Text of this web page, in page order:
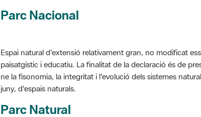
Parc Nacional
Espai natural d'extensió relativament gran, no modificat
paisatgístic i educatiu. La finalitat de la declaració és de
ne la fisonomia, la integritat i l'evolució dels sistemes
juny, d'espais naturals.
Parc Natural